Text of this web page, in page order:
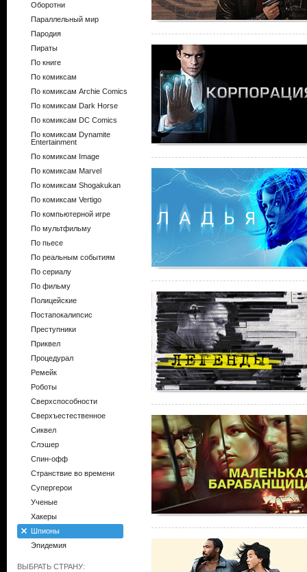
Оборотни
Параллельный мир
Пародия
Пираты
По книге
По комиксам
По комиксам Archie Comics
По комиксам Dark Horse
По комиксам DC Comics
По комиксам Dynamite
Entertainment
По комиксам Image
По комиксам Marvel
По комиксам Shogakukan
По комиксам Vertigo
По компьютерной игре
По мультфильму
По пьесе
По реальным событиям
По сериалу
По фильму
Полицейские
Постапокалипсис
Преступники
Приквел
Процедурал
Ремейк
Роботы
Сверхспособности
Сверхъестественное
Сиквел
Слэшер
Спин-офф
Странствие во времени
Супергерои
Ученые
Хакеры
Шпионы
Эпидемия
ВЫБРАТЬ СТРАНУ: